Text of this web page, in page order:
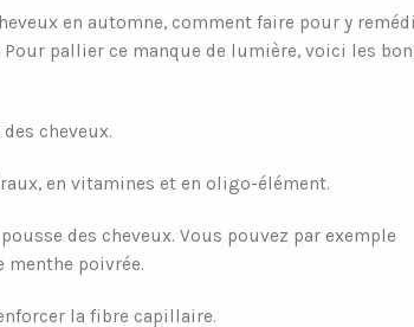
en automne, comment faire pour y
pallier ce manque de lumière, voici les
cheveux.
en vitamines et en oligo-élément.
des cheveux. Vous pouvez par exemple
poivrée.
la fibre capillaire.